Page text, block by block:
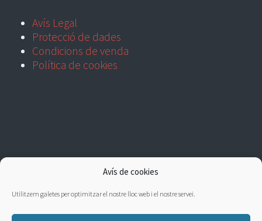
Avís de cookies
Utilitzem galetes per optimitzar el nostre lloc web i el nostre servei.
Avís Legal
Protecció de dades
Condicions de venda
Política de cookies